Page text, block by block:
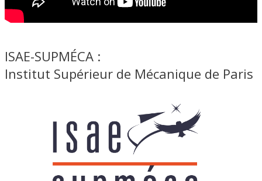
ISAE-SUPMÉCA :
Institut Supérieur de Mécanique de Paris